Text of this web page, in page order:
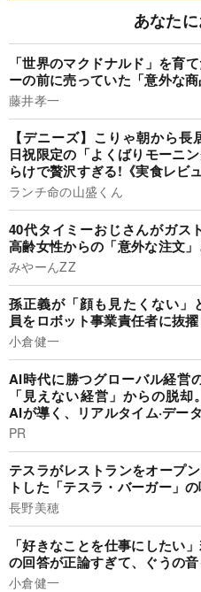
あなた
「世界のマクドナルド」を育
ーの前に売っていた「意外な商
藤井孝一
【デニーズ】こりゃ朝から
日祝限定の「よくばりモーニ
らけで贅沢すぎる!《実食レビ
ランチ命の山盛くん
40代タイミーおじさんがガス
高齢女性からの「意外な注文
みやーんZZ
孫正義が「顔も見たくない」
員をロボット事業責任者に抜
小倉健一
AI時代に勝つグローバル経営
「見えない経営」からの脱
AIが導く、リアルタイム·デー
PR
テスラがレストランをオープ
トした「テスラ・バーガー」の
長野美穂
「好きなことを仕事にしたい
の回答が正論すぎて、ぐうの
小倉健一